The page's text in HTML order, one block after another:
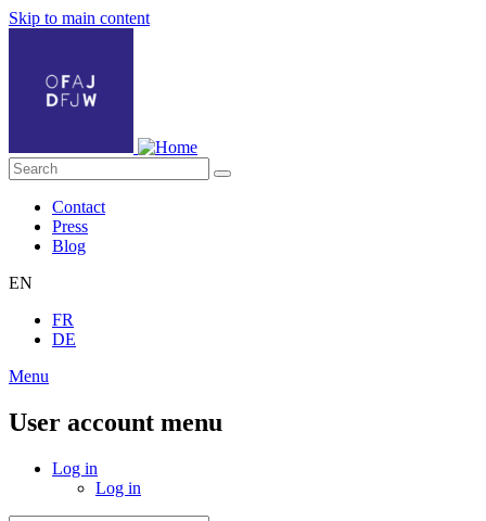
Skip to main content
Contact
Press
Blog
EN
FR
DE
Menu
User account menu
Log in
Log in